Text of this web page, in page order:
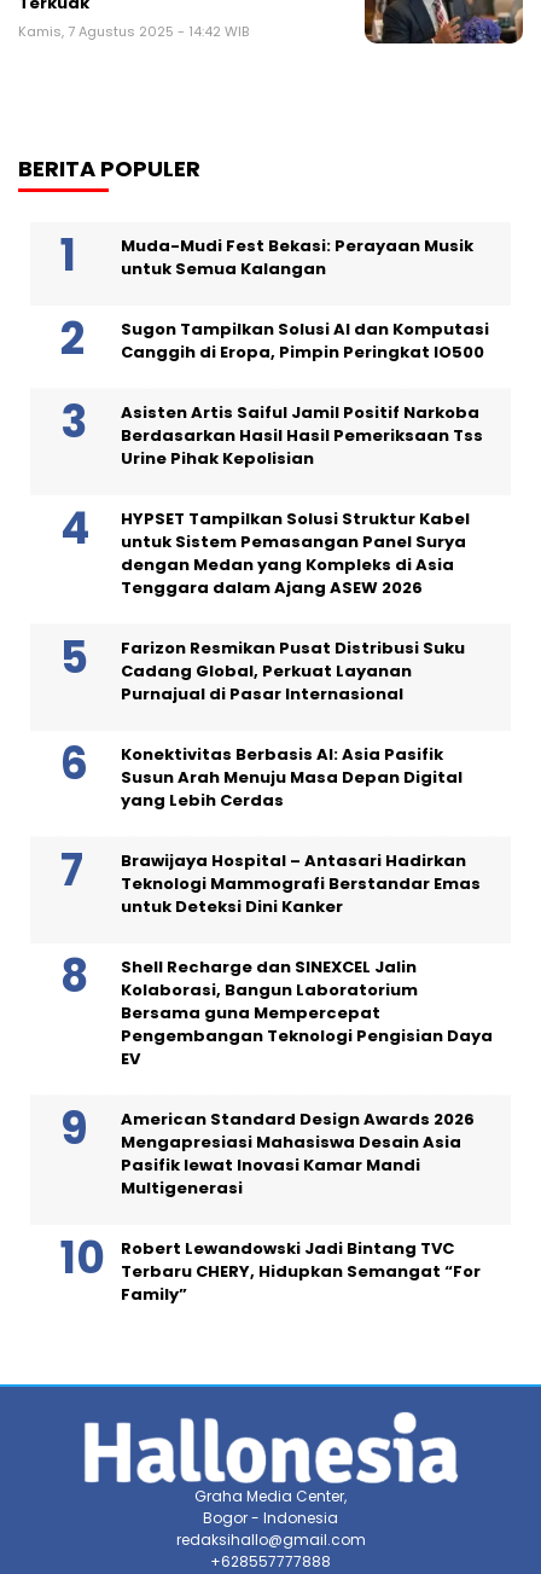
Kamis, 7 Agustus 2025 - 14:42 WIB
BERITA POPULER
Muda-Mudi Fest Bekasi: Perayaan Musik
untuk Semua Kalangan
Sugon Tampilkan Solusi AI dan Komputasi
Canggih di Eropa, Pimpin Peringkat IO500
Asisten Artis Saiful Jamil Positif Narkoba
Berdasarkan Hasil Hasil Pemeriksaan Tss
Urine Pihak Kepolisian
HYPSET Tampilkan Solusi Struktur Kabel
untuk Sistem Pemasangan Panel Surya
dengan Medan yang Kompleks di Asia
Tenggara dalam Ajang ASEW 2026
Farizon Resmikan Pusat Distribusi Suku
Cadang Global, Perkuat Layanan
Purnajual di Pasar Internasional
Konektivitas Berbasis AI: Asia Pasifik
Susun Arah Menuju Masa Depan Digital
yang Lebih Cerdas
Brawijaya Hospital – Antasari Hadirkan
Teknologi Mammografi Berstandar Emas
untuk Deteksi Dini Kanker
Shell Recharge dan SINEXCEL Jalin
Kolaborasi, Bangun Laboratorium
Bersama guna Mempercepat
Pengembangan Teknologi Pengisian Daya
EV
American Standard Design Awards 2026
Mengapresiasi Mahasiswa Desain Asia
Pasifik lewat Inovasi Kamar Mandi
Multigenerasi
Robert Lewandowski Jadi Bintang TVC
Terbaru CHERY, Hidupkan Semangat “For
Family”
Graha Media Center,
Bogor - Indonesia
redaksihallo@gmail.com
+628557777888